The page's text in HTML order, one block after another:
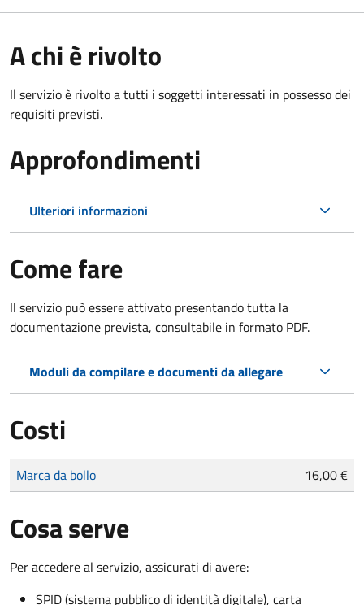
A chi è rivolto
Il servizio è rivolto a tutti i soggetti interessati in possesso dei
requisiti previsti.
Approfondimenti
Ulteriori informazioni
Come fare
Il servizio può essere attivato presentando tutta la
documentazione prevista, consultabile in formato PDF.
Moduli da compilare e documenti da allegare
Costi
Tipo di pagamento
Importo
Marca da bollo 16,00 €
Cosa serve
Per accedere al servizio, assicurati di avere:
SPID (sistema pubblico di identità digitale), carta